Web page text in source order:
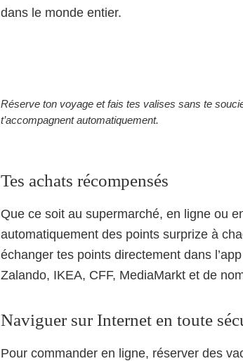
dans le monde entier.
Réserve ton voyage et fais tes valises sans te
t’accompagnent automatiquement.
Tes achats récompensés
Que ce soit au supermarché, en ligne ou
automatiquement des points surprize à
échanger tes points directement dans
Zalando, IKEA, CFF, MediaMarkt et de
Naviguer sur Internet en toute
Pour commander en ligne, réserver des